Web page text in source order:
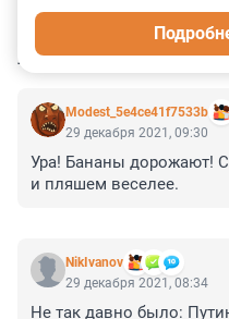
КОММЕНТАРИИ 3
Modest_5e4ce41f7533b
29 декабря 2021, 09:30
Ура! Бананы дорожают!
и пляшем веселее.
NikIvanov
29 декабря 2021, 08:34
Не так давно было: